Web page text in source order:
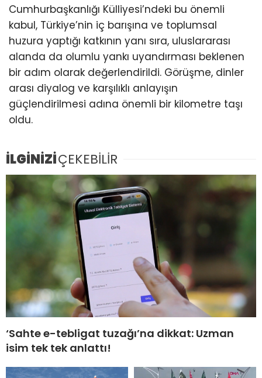
Cumhurbaşkanlığı Külliyesi’ndeki bu önemli
kabul, Türkiye’nin iç barışına ve toplumsal
huzura yaptığı katkının yanı sıra, uluslararası
alanda da olumlu yankı uyandırması beklenen
bir adım olarak değerlendirildi. Görüşme, dinler
arası diyalog ve karşılıklı anlayışın
güçlendirilmesi adına önemli bir kilometre taşı
oldu.
İLGİNİZİÇEKEBİLİR
‘Sahte e-tebligat tuzağı’na dikkat: Uzman
isim tek tek anlattı!